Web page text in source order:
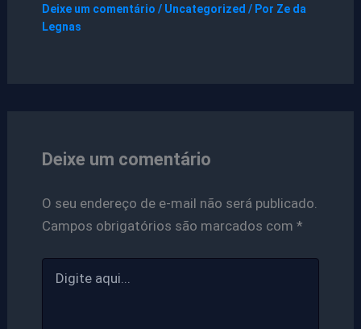
Deixe um comentário / Uncategorized / Por Ze da
Legnas
Deixe um comentário
O seu endereço de e-mail não será publicado.
Campos obrigatórios são marcados com *
aqui...